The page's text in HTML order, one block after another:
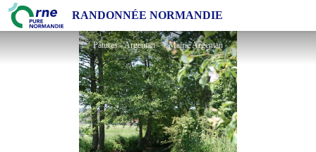
RANDONNÉE NORMANDIE
Les Pâtures
Pâtures - Argentan - ©Mairie Argentan